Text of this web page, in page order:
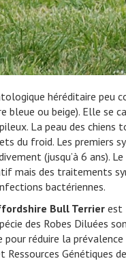
VERS LE
héréditaire peu
bleue ou beige). Elle
La peau des
du froid. Les premiers
(jusqu’à 6 ans).
mais des traitements
bactériennes.
Bull Terrier est
des Robes Diluées
pour réduire la prévalence
Ressources Génétiques